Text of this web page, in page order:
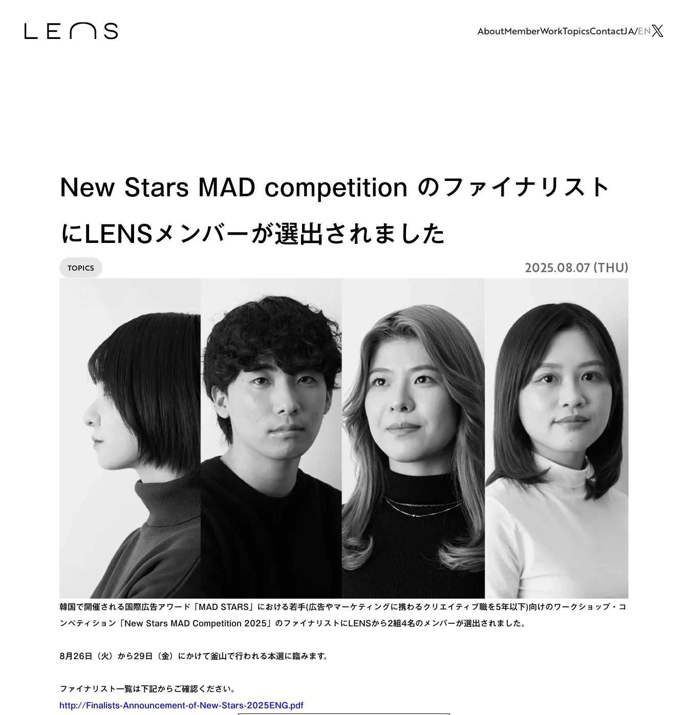
AboutMemberWorkTopicsContactJA EN
New Stars MAD competition のファイナリスト
にLENSメンバーが選出されました
2025.08.07 (THU)
TOPICS
韓国で開催される国際広告アワード「MAD STARS」における若手(広告やマーケティングに携わるクリエイティブ職を5年以下)向けのワークショップ・コ
ンペティション「New Stars MAD Competition 2025」のファイナリストにLENSから2組4名のメンバーが選出されました。
8月26日（火）から29日（金）にかけて釜山で行われる本選に臨みます。
ファイナリスト一覧は下記からご確認ください。
http://Finalists-Announcement-of-New-Stars-2025ENG.pdf